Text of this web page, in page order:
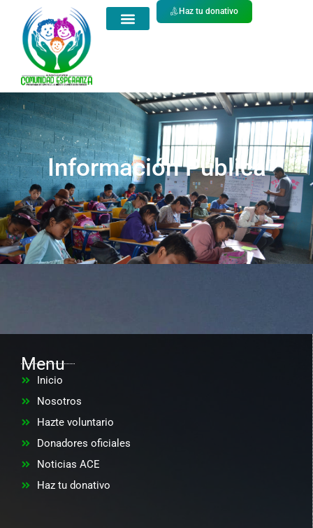
Haz tu donativo
Información Pública
Menu
Inicio
Nosotros
Hazte voluntario
Donadores oficiales
Noticias ACE
Haz tu donativo